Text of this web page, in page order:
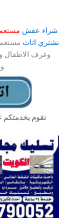
شراء عفش
نشتري اثاث
وغرف الاطفال
و
نقوم بخدمتكم على مدار 24 ساعة